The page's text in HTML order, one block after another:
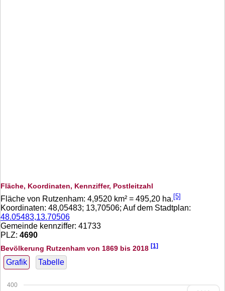
Fläche, Koordinaten, Kennziffer, Postleitzahl
Fläche von Rutzenham: 4,9520 km² = 495,20 ha. [5]
Koordinaten: 48,05483; 13,70506; Auf dem Stadtplan:
48.05483,13.70506
Gemeinde kennziffer: 41733
PLZ: 4690
Bevölkerung Rutzenham von 1869 bis 2018 [1]
Grafik Tabelle
400